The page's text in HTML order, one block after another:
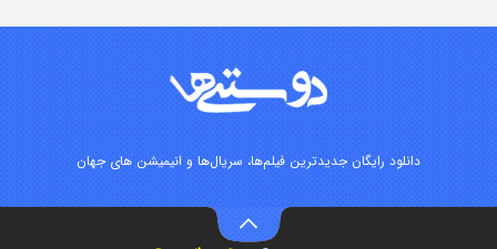
قسمت۱۵ (دوبله) منتشر شد
دانلود رایگان جدیدترین فیلم‌ها، سریال‌ها و انیمیشن های جهان